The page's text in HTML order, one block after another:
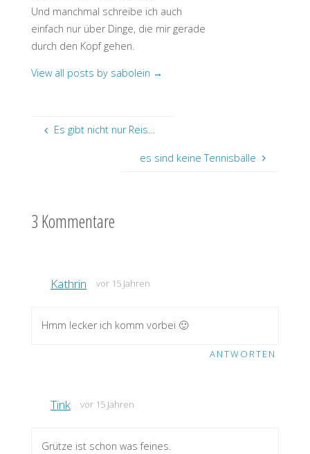
Und manchmal schreibe ich auch
einfach nur über Dinge, die mir gerade
durch den Kopf gehen.
View all posts by sabolein →
Es gibt nicht nur Reis…
es sind keine Tennisbälle
3 Kommentare
Kathrin vor 15 Jahren
Hmm lecker ich komm vorbei 🙂
ANTWORTEN
Tink vor 15 Jahren
Grütze ist schon was feines.